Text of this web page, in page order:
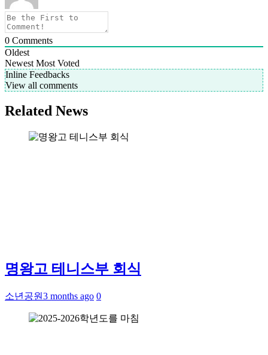
0 Comments
Oldest
Newest Most Voted
Inline Feedbacks
View all comments
Related News
명왕고 테니스부 회식
소년공원3 months ago 0